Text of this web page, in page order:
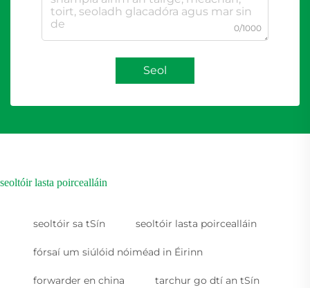
0/1000
Seol
seoltóir lasta poircealláin
seoltóir sa tSín seoltóir lasta poircealláin
fórsaí um siúlóid nóiméad in Éirinn
forwarder en china tarchur go dtí an tSín